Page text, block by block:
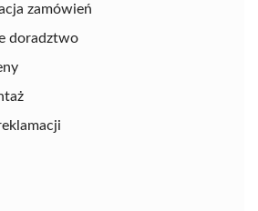
zamówień
doradztwo